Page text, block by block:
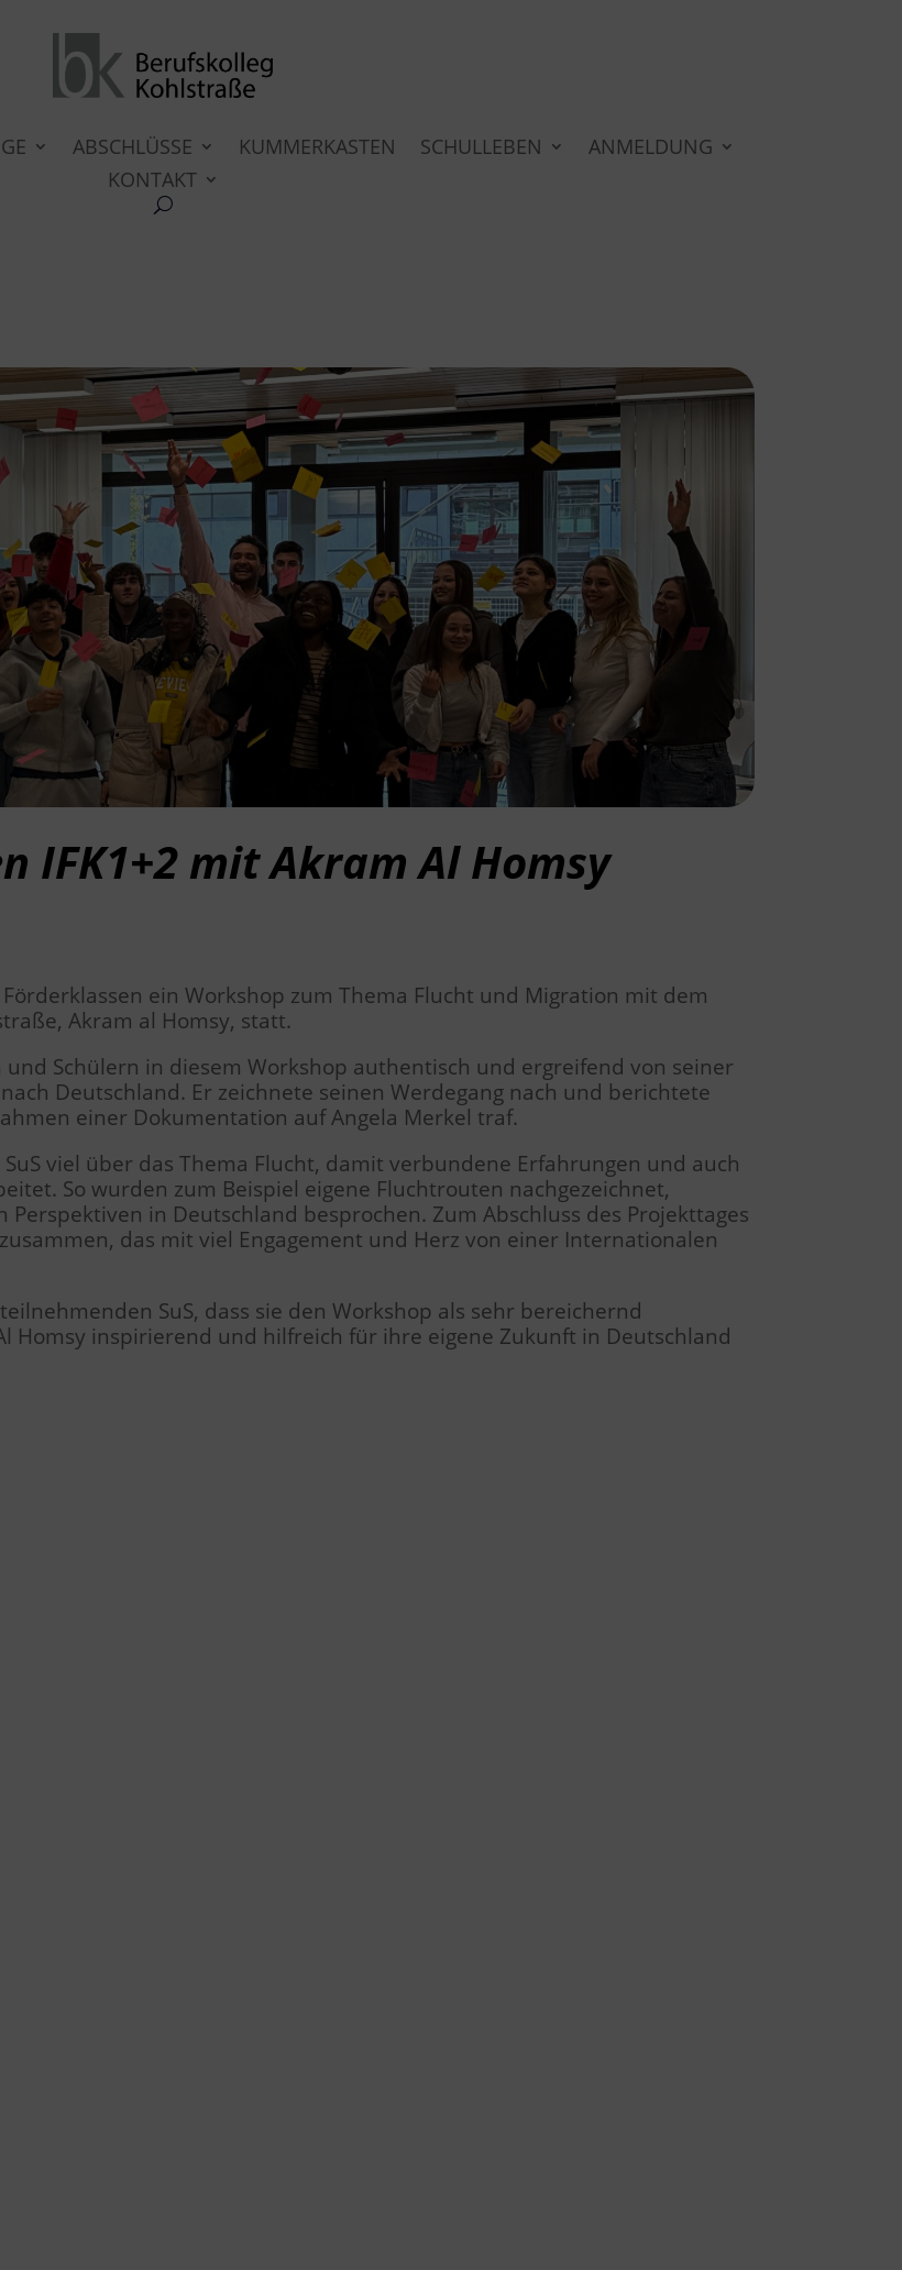
ABSCHLÜSSE KUMMERKASTEN SCHULLEBEN
ANMELDUNG
KONTAKT
IFK1+2 mit Akram Al Homsy
ein Workshop zum Thema Flucht und Migration mit dem
Akram al Homsy, statt.
Schülern in diesem Workshop authentisch und ergreifend von seiner
Deutschland. Er zeichnete seinen Werdegang nach und berichtete
einer Dokumentation auf Angela Merkel traf.
viel über das Thema Flucht, damit verbundene Erfahrungen und auch
So wurden zum Beispiel eigene Fluchtrouten nachgezeichnet,
in Deutschland besprochen. Zum Abschluss des Projekttages
das mit viel Engagement und Herz von einer Internationalen
SuS, dass sie den Workshop als sehr bereichernd
Homsy inspirierend und hilfreich für ihre eigene Zukunft in Deutschland